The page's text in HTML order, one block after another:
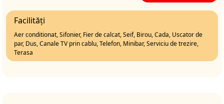
Facilități
Aer conditionat, Sifonier, Fier de calcat, Seif, Birou, Cada, Uscator de
par, Dus, Canale TV prin cablu, Telefon, Minibar, Serviciu de trezire,
Terasa